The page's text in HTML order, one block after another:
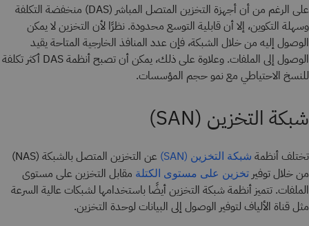
على الرغم من أن أجهزة التخزين المتصل المباشر (DAS) منخفضة التكلفة
وسهلة التكوين، إلا أن قابلية التوسع محدودة. نظرًا لأن التخزين لا يمكن
الوصول إليه من خلال الشبكة، فإن عدد المنافذ الخارجية المتاحة يقيد
الوصول إلى الملفات. وعلاوة على ذلك، يمكن أن تصبح أنظمة DAS أكثر تكلفة
للنسخ الاحتياطي مع نمو حجم المؤسسات.
شبكة التخزين (SAN)
تختلف أنظمة شبكة التخزين (SAN)
عن التخزين المتصل بالشبكة (NAS)
من خلال توفير تخزين على مستوى الكتلة مقابل التخزين على مستوى
الملفات. تتميز أنظمة شبكة التخزين أيضًا باستخدامها لشبكات عالية السرعة
مثل قناة الألياف لتوفير الوصول إلى البيانات لوحدة التخزين.